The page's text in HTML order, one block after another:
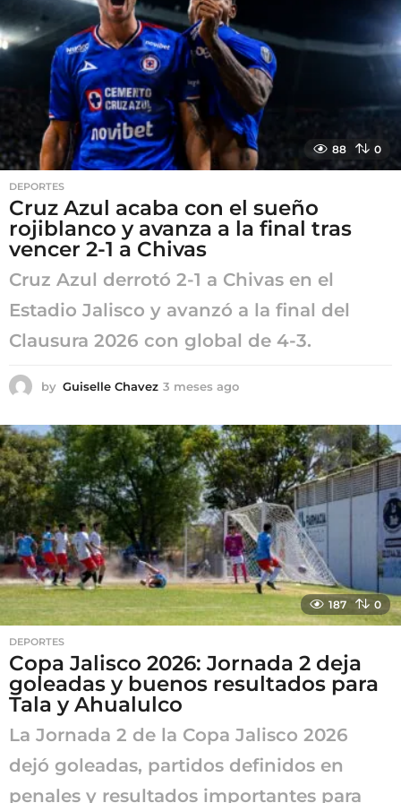
s
a
g
o
88 0
DEPORTES
Cruz Azul acaba con el sueño
rojiblanco y avanza a la final tras
vencer 2-1 a Chivas
Cruz Azul derrotó 2-1 a Chivas en el
Estadio Jalisco y avanzó a la final del
Clausura 2026 con global de 4-3.
by Guiselle Chavez 3 meses ago
s
e
s
a
g
o
187 0
DEPORTES
Copa Jalisco 2026: Jornada 2 deja
goleadas y buenos resultados para
Tala y Ahualulco
La Jornada 2 de la Copa Jalisco 2026
dejó goleadas, partidos definidos en
penales y resultados importantes para